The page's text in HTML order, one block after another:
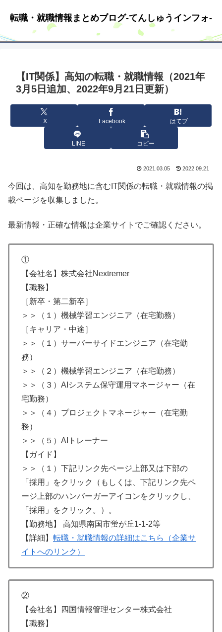
転職・就職情報まとめブログ-てんしゅうインフォ-
【IT関係】高知の転職・就職情報（2021年
3月5日追加、2022年9月21日更新）
X Facebook はてブ
LINE コピー
2021.03.05 2022.09.21
今回は、高知を勤務地に含むIT関係の転職・就職情報の掲
載ページを収集しました。
最新情報・正確な情報は企業サイトでご確認ください。
①
【会社名】株式会社Nextremer
【職務】
［新卒・第二新卒］
＞＞（１）機械学習エンジニア（在宅勤務）
［キャリア・中途］
​＞＞（１）サーバーサイドエンジニア（在宅勤
務）
​＞＞（２）​機械学習エンジニア（在宅勤務）
​＞＞（３）AIシステム保守運用マネージャー（在
宅勤務）
​＞＞（４）プロジェクトマネージャー（在宅勤
務）
＞＞（５）​AIトレーナー
【ガイド】
＞＞（１）下記リンク先ページ上部又は下部の
「採用」をクリック（もしくは、下記リンク先ペ
ージ上部のハンバーガーアイコンをクリックし、
「採用」をクリック。）。
【勤務地】 高知県南国市蛍が丘1-1-2等
【詳細】 転職・就職情報の詳細はこちら（企業サ
イトへのリンク）
②
【会社名】四国情報管理センター株式会社
【職務】